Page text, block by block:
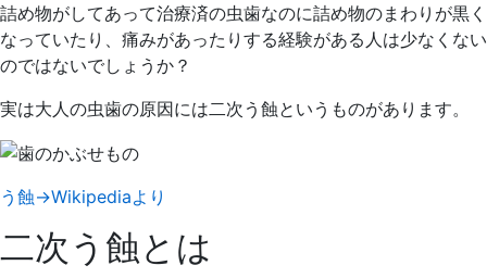
詰め物がしてあって治療済の虫歯なのに詰め物のまわりが黒く
なっていたり、痛みがあったりする経験がある人は少なくない
のではないでしょうか？
実は大人の虫歯の原因には二次う蝕というものがあります。
う蝕→Wikipediaより
二次う蝕とは